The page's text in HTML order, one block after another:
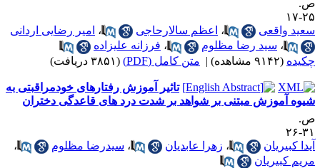
، اعظم سالارحاجی ، امیر رضایی اردانی
سید رضا مظلوم ، فرزانه علیزاده
| متن کامل (PDF) (۳۸۵۱ دریافت)
تاثیر آموزش رفتارهای خودمراقبتی به
مبتنی بر شواهد بر شدت درد های قاعدگی دختران
، زهرا عابدیان ، سیدرضا مظلوم
،